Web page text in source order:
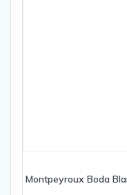
Montpeyroux Boda